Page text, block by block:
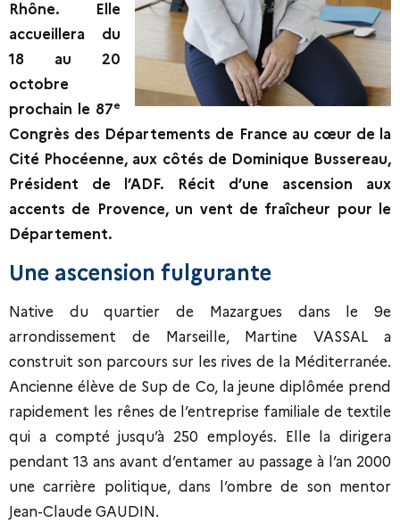
Rhône. Elle
accueillera du
18 au 20
octobre
prochain le 87e
Congrès des Départements de France au cœur de la
Cité Phocéenne, aux côtés de Dominique Bussereau,
Président de l’ADF. Récit d’une ascension aux
accents de Provence, un vent de fraîcheur pour le
Département.
Une ascension fulgurante
Native du quartier de Mazargues dans le 9e
arrondissement de Marseille, Martine VASSAL a
construit son parcours sur les rives de la Méditerranée.
Ancienne élève de Sup de Co, la jeune diplômée prend
rapidement les rênes de l’entreprise familiale de textile
qui a compté jusqu’à 250 employés. Elle la dirigera
pendant 13 ans avant d’entamer au passage à l’an 2000
une carrière politique, dans l’ombre de son mentor
Jean-Claude GAUDIN.